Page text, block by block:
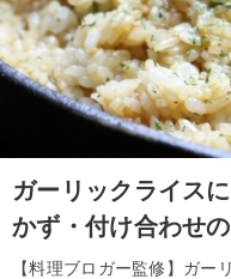
ガーリックライス
かず・付け合わせ
【料理ブロガー監修】ガー